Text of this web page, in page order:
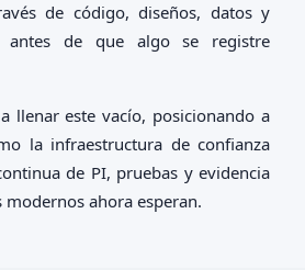
de código, diseños, datos y
antes de que algo se registre
llenar este vacío, posicionando a
la infraestructura de confianza
de PI, pruebas y evidencia
ahora esperan.